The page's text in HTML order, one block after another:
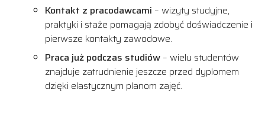
Kontakt z pracodawcami – wizyty studyjne,
praktyki i staże pomagają zdobyć doświadczenie i
pierwsze kontakty zawodowe.
Praca już podczas studiów – wielu studentów
znajduje zatrudnienie jeszcze przed dyplomem
dzięki elastycznym planom zajęć.